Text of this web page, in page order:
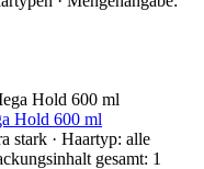
Hold 600 ml
stark · Haartyp: alle
gesamt: 1